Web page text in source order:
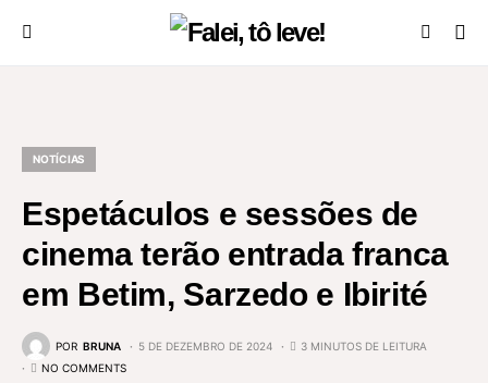
NOTÍCIAS
Espetáculos e sessões de
cinema terão entrada franca
em Betim, Sarzedo e Ibirité
POR BRUNA 5 DE DEZEMBRO DE 2024
3 MINUTOS DE LEITURA
NO COMMENTS